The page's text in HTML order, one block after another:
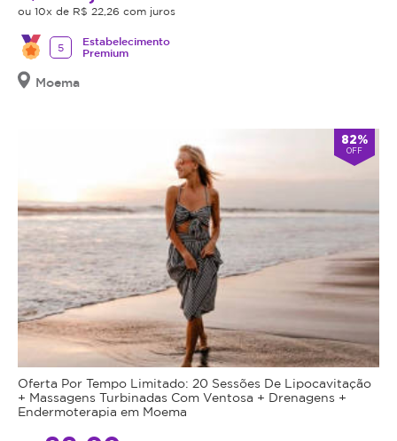
ou 10x de R$ 22,26 com juros
5
Estabelecimento
Premium
Moema
82%
OFF
Oferta Por Tempo Limitado: 20 Sessões De Lipocavitação
+ Massagens Turbinadas Com Ventosa + Drenagens +
Endermoterapia em Moema